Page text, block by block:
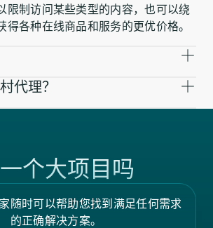
限制访问某些类型的内容，也可以绕
得各种在线商品和服务的更优价格。
代理？
个大项目吗
随时可以帮助您找到满足任何需求
的正确解决方案。